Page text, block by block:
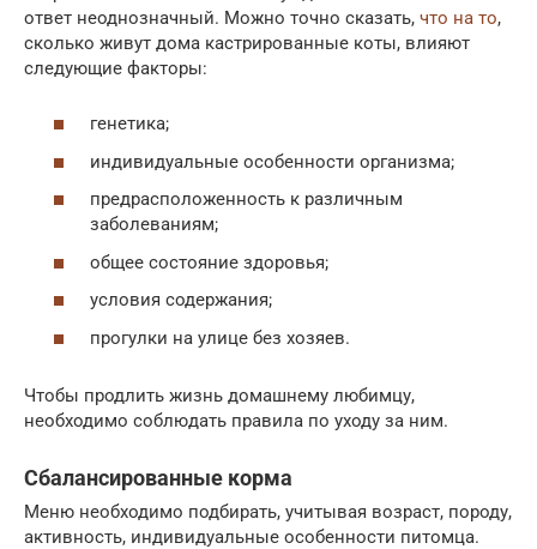
ответ неоднозначный. Можно точно сказать, что на то,
сколько живут дома кастрированные коты, влияют
следующие факторы:
генетика;
индивидуальные особенности организма;
предрасположенность к различным
заболеваниям;
общее состояние здоровья;
условия содержания;
прогулки на улице без хозяев.
Чтобы продлить жизнь домашнему любимцу,
необходимо соблюдать правила по уходу за ним.
Сбалансированные корма
Меню необходимо подбирать, учитывая возраст, породу,
активность, индивидуальные особенности питомца.